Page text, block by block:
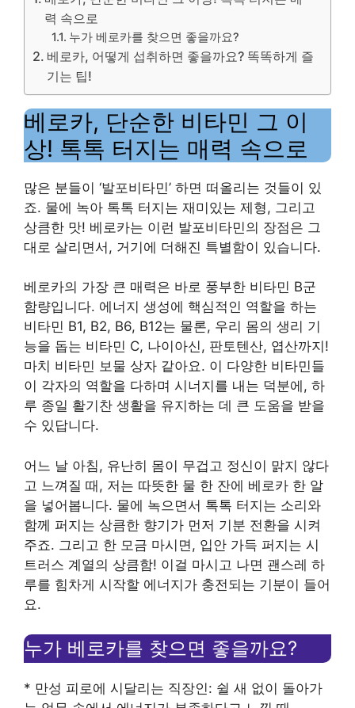
력 속으로
누가 베로카를 찾으면 좋을까요?
베로카, 어떻게 섭취하면 좋을까요? 똑똑하게 즐
기는 팁!
베로카, 단순한 비타민 그 이
상! 톡톡 터지는 매력 속으로
많은 분들이 ‘발포비타민’ 하면 떠올리는 것들이 있
죠. 물에 녹아 톡톡 터지는 재미있는 제형, 그리고
상큼한 맛! 베로카는 이런 발포비타민의 장점은 그
대로 살리면서, 거기에 더해진 특별함이 있습니다.
베로카의 가장 큰 매력은 바로 풍부한 비타민 B군
함량입니다. 에너지 생성에 핵심적인 역할을 하는
비타민 B1, B2, B6, B12는 물론, 우리 몸의 생리 기
능을 돕는 비타민 C, 나이아신, 판토텐산, 엽산까지!
마치 비타민 보물 상자 같아요. 이 다양한 비타민들
이 각자의 역할을 다하며 시너지를 내는 덕분에, 하
루 종일 활기찬 생활을 유지하는 데 큰 도움을 받을
수 있답니다.
어느 날 아침, 유난히 몸이 무겁고 정신이 맑지 않다
고 느껴질 때, 저는 따뜻한 물 한 잔에 베로카 한 알
을 넣어봅니다. 물에 녹으면서 톡톡 터지는 소리와
함께 퍼지는 상큼한 향기가 먼저 기분 전환을 시켜
주죠. 그리고 한 모금 마시면, 입안 가득 퍼지는 시
트러스 계열의 상큼함! 이걸 마시고 나면 괜스레 하
루를 힘차게 시작할 에너지가 충전되는 기분이 들어
요.
누가 베로카를 찾으면 좋을까요?
* 만성 피로에 시달리는 직장인: 쉴 새 없이 돌아가